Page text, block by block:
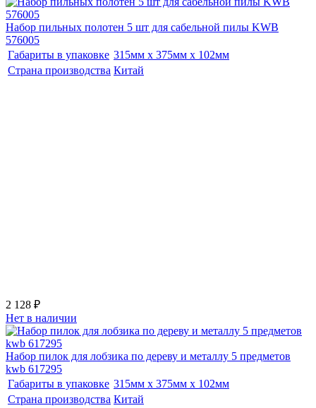
Набор пильных полотен 5 шт для сабельной пилы KWB
576005
Габариты в упаковке 315мм x 375мм x 102мм
Страна производства Китай
2 128 ₽
Нет в наличии
Набор пилок для лобзика по дереву и металлу 5 предметов
kwb 617295
Габариты в упаковке 315мм x 375мм x 102мм
Страна производства Китай